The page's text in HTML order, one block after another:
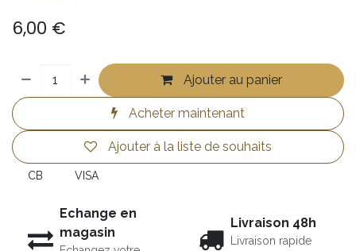
6,00 €
Ajouter au panier
Acheter maintenant
Ajouter à la liste de souhaits
CB VISA
Echange en
magasin
Livraison 48h
Livraison rapide